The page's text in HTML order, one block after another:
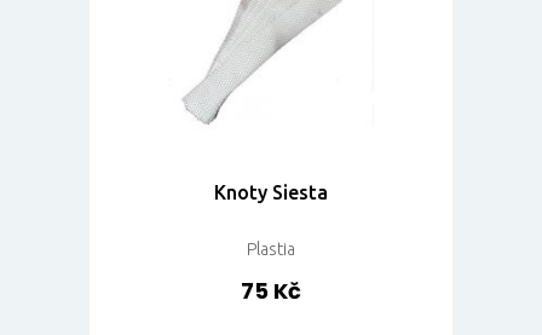
Knoty Siesta
Plastia
75 Kč